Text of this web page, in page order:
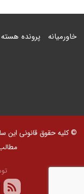
خاورمیانه پرونده
© کلیه حقوق قانونی این